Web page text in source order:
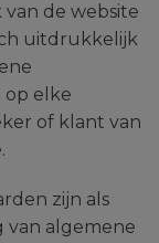
de website
uitdrukkelijk
op elke
of klant van
zijn als
van algemene